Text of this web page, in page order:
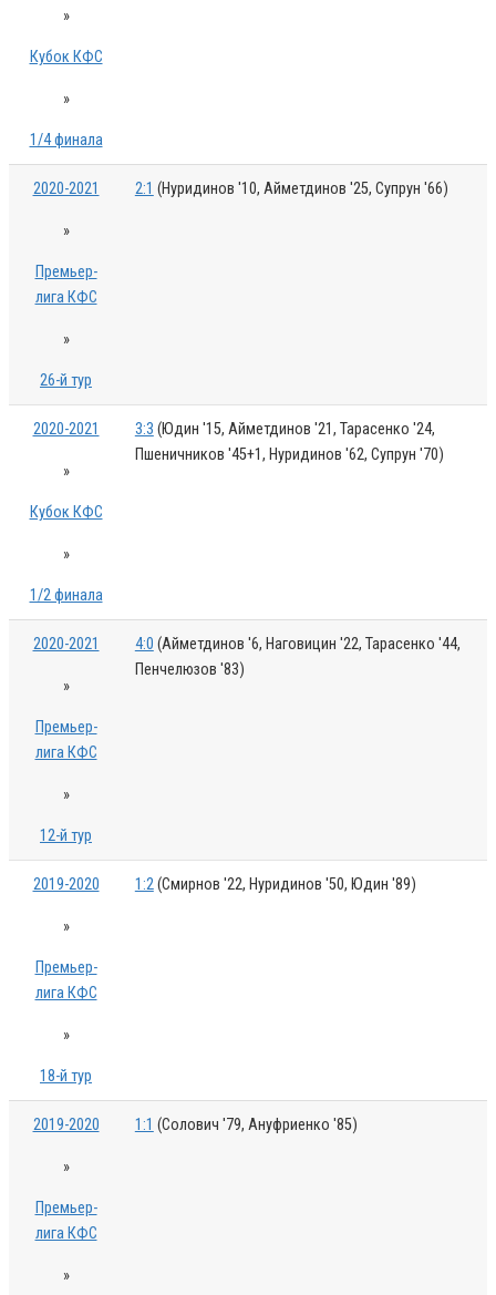
»
Кубок КФС
»
1/4 финала
2020-2021
»
Премьер-
лига КФС
»
26-й тур
2:1 (Нуридинов '10, Айметдинов '25, Супрун '66)
2020-2021
»
Кубок КФС
»
1/2 финала
3:3 (Юдин '15, Айметдинов '21, Тарасенко '24,
Пшеничников '45+1, Нуридинов '62, Супрун '70)
2020-2021
»
Премьер-
лига КФС
»
12-й тур
4:0 (Айметдинов '6, Наговицин '22, Тарасенко '44,
Пенчелюзов '83)
2019-2020
»
Премьер-
лига КФС
»
18-й тур
1:2(Смирнов '22, Нуридинов '50, Юдин '89)
2019-2020
»
Премьер-
лига КФС
»
1:1 (Солович '79, Ануфриенко '85)